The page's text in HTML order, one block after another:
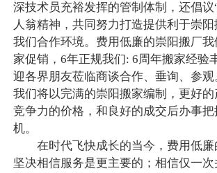
深技术员充裕发挥的管制体制，还倡议
人翁精神，共同努力打造提供利于崇
我们合作环境。费用低廉的崇阳搬厂
家促销，6年正规我们: 6周年搬家经验
迎各界朋友莅临商谈合作、垂询、参观
我们将以完满的崇阳搬家编制，更好
竞争力的价格，和良好的成交后办事
机。
在时代飞快成长的当今，费用低廉
坚决相信服务是更主要的；相信仅一